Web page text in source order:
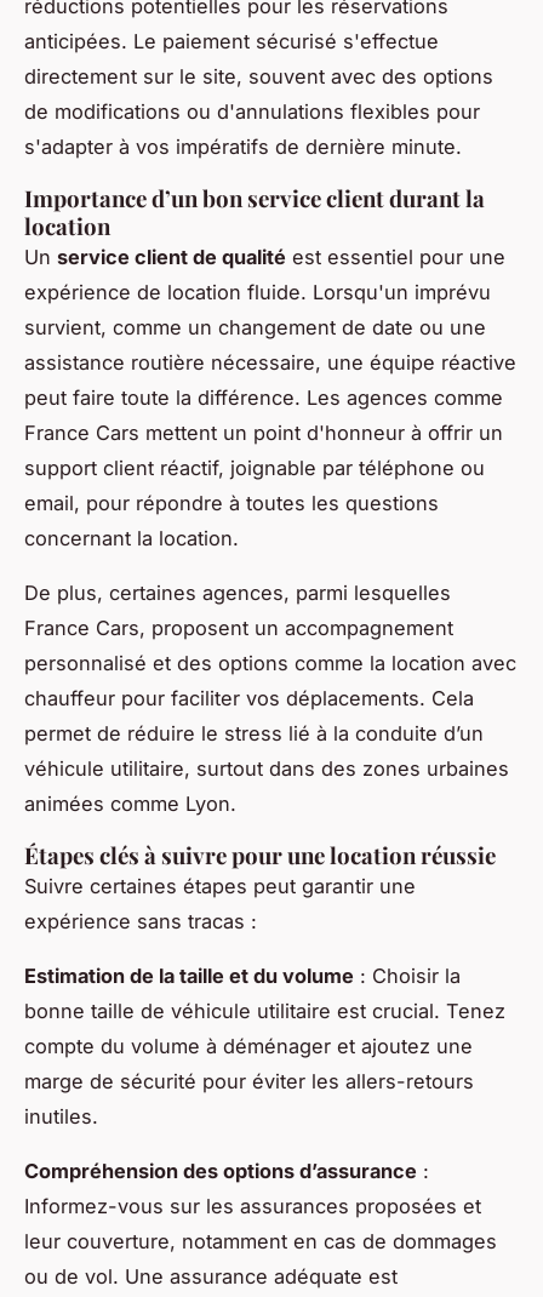
réductions potentielles pour les réservations
anticipées. Le paiement sécurisé s'effectue
directement sur le site, souvent avec des options
de modifications ou d'annulations flexibles pour
s'adapter à vos impératifs de dernière minute.
Importance d’un bon service client durant la
location
Un service client de qualité est essentiel pour une
expérience de location fluide. Lorsqu'un imprévu
survient, comme un changement de date ou une
assistance routière nécessaire, une équipe réactive
peut faire toute la différence. Les agences comme
France Cars mettent un point d'honneur à offrir un
support client réactif, joignable par téléphone ou
email, pour répondre à toutes les questions
concernant la location.
De plus, certaines agences, parmi lesquelles
France Cars, proposent un accompagnement
personnalisé et des options comme la location avec
chauffeur pour faciliter vos déplacements. Cela
permet de réduire le stress lié à la conduite d’un
véhicule utilitaire, surtout dans des zones urbaines
animées comme Lyon.
Étapes clés à suivre pour une location réussie
Suivre certaines étapes peut garantir une
expérience sans tracas :
Estimation de la taille et du volume : Choisir la
bonne taille de véhicule utilitaire est crucial. Tenez
compte du volume à déménager et ajoutez une
marge de sécurité pour éviter les allers-retours
inutiles.
Compréhension des options d’assurance :
Informez-vous sur les assurances proposées et
leur couverture, notamment en cas de dommages
ou de vol. Une assurance adéquate est